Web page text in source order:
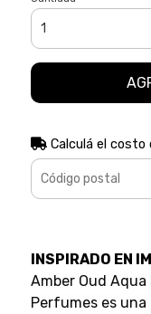
Calculá el costo
INSPIRADO EN
Amber Oud Aqua
Perfumes es